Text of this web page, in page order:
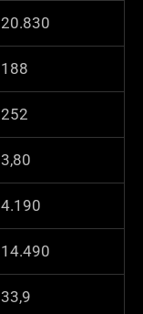
20.830
188
252
3,80
4.190
14.490
33,9